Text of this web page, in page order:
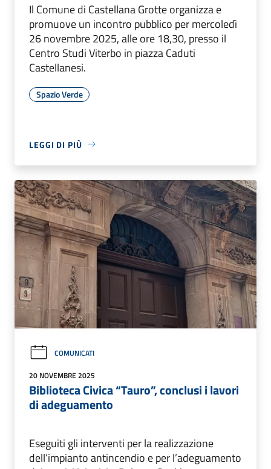
Il Comune di Castellana Grotte organizza e
promuove un incontro pubblico per mercoledì
26 novembre 2025, alle ore 18,30, presso il
Centro Studi Viterbo in piazza Caduti
Castellanesi.
Spazio Verde
LEGGI DI PIÙ
COMUNICATI
20 NOVEMBRE 2025
Biblioteca Civica “Tauro”, conclusi i lavori
di adeguamento
Eseguiti gli interventi per la realizzazione
dell’impianto antincendio e per l’adeguamento